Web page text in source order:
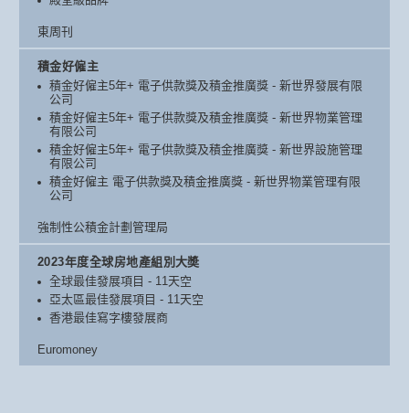
東周刊
積金好僱主
積金好僱主5年+ 電子供款獎及積金推廣獎 - 新世界發展有限
公司
積金好僱主5年+ 電子供款獎及積金推廣獎 - 新世界物業管理
有限公司
積金好僱主5年+ 電子供款獎及積金推廣獎 - 新世界設施管理
有限公司
積金好僱主 電子供款獎及積金推廣獎 - 新世界物業管理有限
公司
強制性公積金計劃管理局
2023年度全球房地產組別大奬
全球最佳發展項目 - 11天空
亞太區最佳發展項目 - 11天空
香港最佳寫字樓發展商
Euromoney